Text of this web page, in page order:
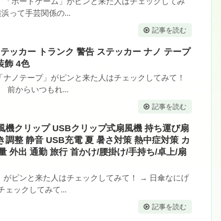
って手芸関係の...
記事を読む
ッカー トランク 警告 ステッカー ナノ テープ
飾 4色
ノテープ」がピンと来た人はチェックしてみて！
前からいつもれ...
記事を読む
クリップ USBクリップ式扇風機 持ち運び扇
調整 静音 USB充電 夏 暑さ対策 熱中症対策 カ
外出 通勤 旅行 首かけ/腰掛け/手持ち/卓上/扇
がピンと来た人はチェックしてみて！ → 日傘なにげ
ェックしてみて...
記事を読む